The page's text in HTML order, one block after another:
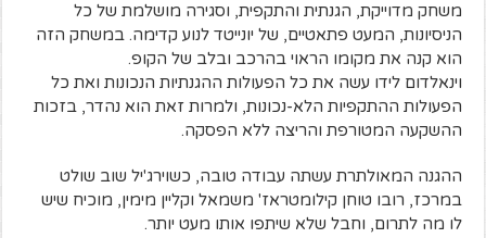
משחק מדוייקת, הגנתית והתקפית, וסגירה מושלמת של כל
הניסיונות, המעט פתאטיים, של יונייטד לנוע קדימה. במשחק הזה
הוא קנה את מקומו הראוי בהרכב ובלב של הקופ.
וינאלדום לידו עשה את כל הפעולות ההגנתיות הנכונות ואת כל
הפעולות ההתקפיות הלא-נכונות, ולמרות זאת הוא נהדר, בזכות
ההשקעה המטורפת והריצה ללא הפסקה.
ההגנה המאולתרת עשתה עבודה טובה, כשוירג'יל שוב שולט
במרכז, רובו טוחן קילומטראז' משמאל וקליין מימין, מוכיח שיש
לו מה לתרום, וחבל שלא שיתפו אותו מעט יותר.